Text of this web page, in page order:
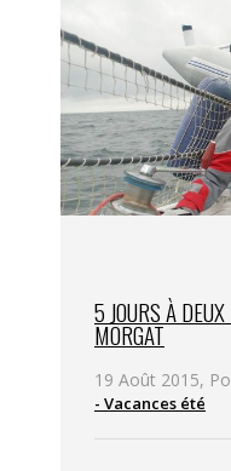
5 JOURS À
MORGAT
19 Août 2015,
- Vacances été